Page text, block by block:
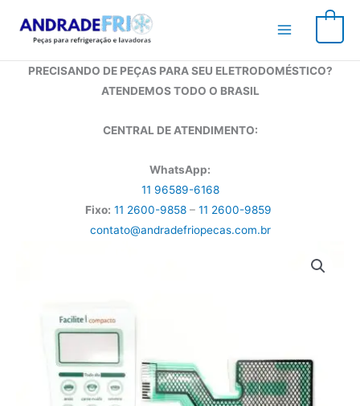
para
conteúdo
PRECISANDO DE PEÇAS PARA SEU ELETRODOMÉSTICO?
ATENDEMOS TODO O BRASIL
CENTRAL DE ATENDIMENTO:
WhatsApp:
11 96589-6168
Fixo: 11 2600-9858 – 11 2600-9859
contato@andradefriopecas.com.br